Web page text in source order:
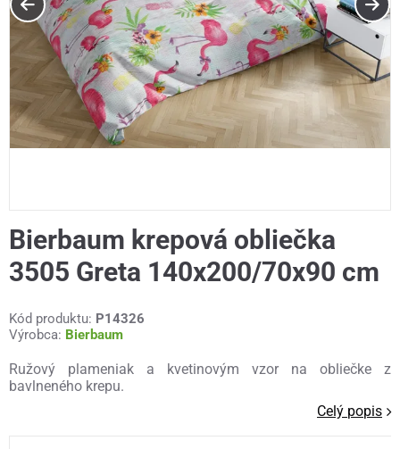
Bierbaum krepová obliečka
3505 Greta 140x200/70x90 cm
Kód produktu: P14326
Výrobca: Bierbaum
Ružový plameniak a kvetinovým vzor na obliečke z
bavlneného krepu.
Celý popis